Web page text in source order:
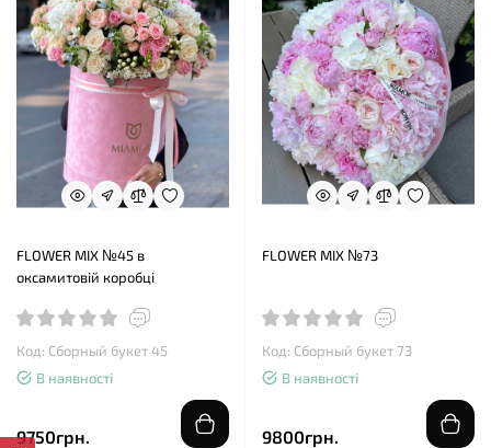
FLOWER MIX №45 в
оксамитовій коробці
Код: Сборный букет 45
В наявності
9750грн.
FLOWER MIX №73
Код: Сборный букет 73
В наявності
9800грн.